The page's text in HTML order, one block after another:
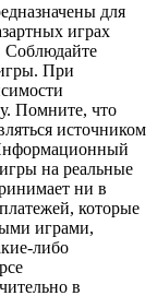
для
играх
Соблюдайте
При
Помните, что
источником
на реальные
ни в
которые
играми,
либо
в